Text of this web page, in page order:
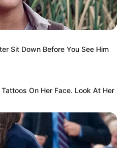
kezdtek folyni a
évig éltem, és…”
meghallottam, hogy valaki
Sit Down Before You See Him
On Her Face. Look At Her